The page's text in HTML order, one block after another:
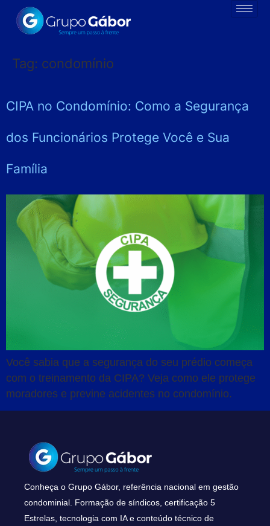
Tag: condomínio
CIPA no Condomínio: Como a Segurança
dos Funcionários Protege Você e Sua
Família
Você sabia que a segurança do seu prédio começa
com o treinamento da CIPA? Veja como ele protege
moradores e previne acidentes no condomínio.
Conheça o Grupo Gábor, referência nacional em gestão
condominial. Formação de síndicos, certificação 5
Estrelas, tecnologia com IA e conteúdo técnico de